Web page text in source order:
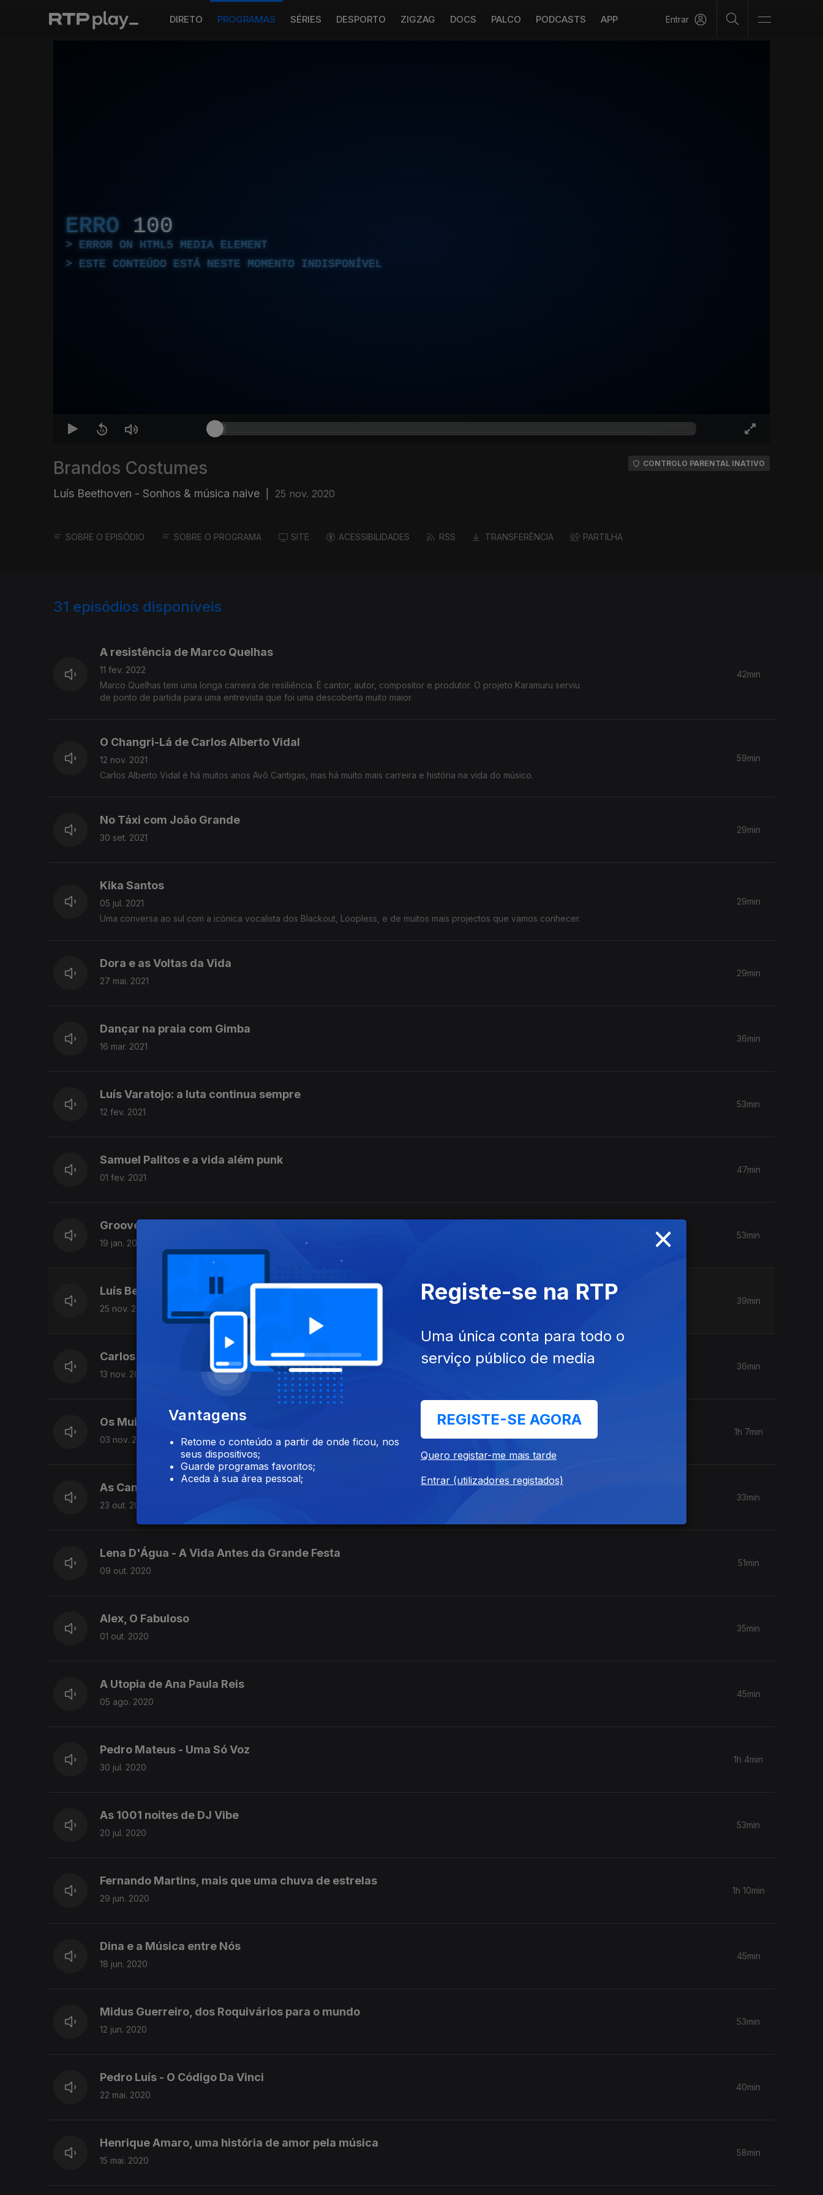
DIRETO PROGRAMAS SÉRIES DESPORTO ZIGZAG DOCS PALCO PODCASTS APP Entrar
ERRO 100
ERROR ON HTML5 MEDIA ELEMENT
ESTE CONTEÚDO ESTÁ NESTE MOMENTO INDISPONÍVEL
Brandos Costumes
Luís Beethoven - Sonhos & música naive 25 nov. 2020
CONTROLO PARENTAL INATIVO
SOBRE O EPISÓDIO SOBRE O PROGRAMA SITE ACESSIBILIDADES RSS TRANSFERÊNCIA PARTILHA
31 episódios disponíveis
A resistência de Marco Quelhas
11 fev. 2022
Marco Quelhas tem uma longa carreira de resiliência. É cantor, autor, compositor e produtor. O projeto Karamuru serviu
de ponto de partida para uma entrevista que foi uma descoberta muito maior.
42min
O Changri-Lá de Carlos Alberto Vidal
12 nov. 2021
Carlos Alberto Vidal é há muitos anos Avô Cantigas, mas há muito mais carreira e história na vida do músico.
59min
No Táxi com João Grande
30 set. 2021
29min
Kika Santos
05 jul. 2021
Uma conversa ao sul com a icónica vocalista dos Blackout, Loopless, e de muitos mais projectos que vamos conhecer.
29min
Dora e as Voltas da Vida
27 mai. 2021
29min
Dançar na praia com Gimba
16 mar. 2021
36min
Luís Varatojo: a luta continua sempre
12 fev. 2021
53min
Samuel Palitos e a vida além punk
01 fev. 2021
47min
Groove e alma de Paulo de Carvalho
19 jan. 2021
53min
Luís Beethoven - Sonhos & música naive
25 nov. 2020
39min
Carlos Maria Trindade - Para além do músico
13 nov. 2020
36min
Os Muitos Papéis de Adelaide Ferreira
03 nov. 2020
1h 7min
As Canções do Tozé Brito
23 out. 2020
33min
Lena D'Água - A Vida Antes da Grande Festa
09 out. 2020
51min
Alex, O Fabuloso
01 out. 2020
35min
A Utopia de Ana Paula Reis
05 ago. 2020
45min
Pedro Mateus - Uma Só Voz
30 jul. 2020
1h 4min
As 1001 noites de DJ Vibe
20 jul. 2020
53min
Fernando Martins, mais que uma chuva de estrelas
29 jun. 2020
1h 10min
Dina e a Música entre Nós
18 jun. 2020
45min
Midus Guerreiro, dos Roquivários para o mundo
12 jun. 2020
53min
Pedro Luís - O Código Da Vinci
22 mai. 2020
40min
Henrique Amaro, uma história de amor pela música
15 mai. 2020
58min
×
Vantagens
Retome o conteúdo a partir de onde ficou, nos
seus dispositivos;
Guarde programas favoritos;
Aceda à sua área pessoal;
Registe-se na RTP
Uma única conta para todo o
serviço público de media
REGISTE-SE AGORA
Quero registar-me mais tarde
Entrar (utilizadores registados)